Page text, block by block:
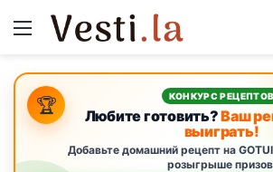
Menu
🏆 КОНКУРС РЕЦЕПТОВ
Любите готовить?Ваш
выиграть!
Добавьте домашний рецепт на
розыгрыше